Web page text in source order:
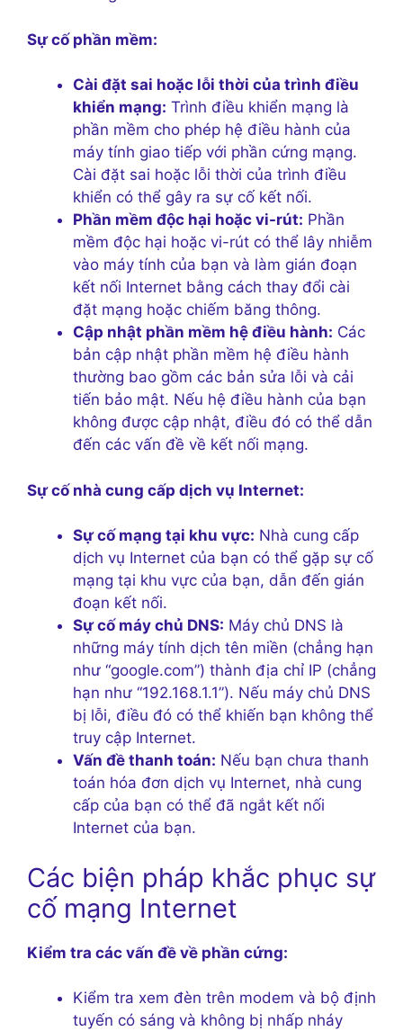
Sự cố phần mềm:
Cài đặt sai hoặc lỗi thời của trình điều
khiển mạng: Trình điều khiển mạng là
phần mềm cho phép hệ điều hành của
máy tính giao tiếp với phần cứng mạng.
Cài đặt sai hoặc lỗi thời của trình điều
khiển có thể gây ra sự cố kết nối.
Phần mềm độc hại hoặc vi-rút: Phần
mềm độc hại hoặc vi-rút có thể lây nhiễm
vào máy tính của bạn và làm gián đoạn
kết nối Internet bằng cách thay đổi cài
đặt mạng hoặc chiếm băng thông.
Cập nhật phần mềm hệ điều hành: Các
bản cập nhật phần mềm hệ điều hành
thường bao gồm các bản sửa lỗi và cải
tiến bảo mật. Nếu hệ điều hành của bạn
không được cập nhật, điều đó có thể dẫn
đến các vấn đề về kết nối mạng.
Sự cố nhà cung cấp dịch vụ Internet:
Sự cố mạng tại khu vực: Nhà cung cấp
dịch vụ Internet của bạn có thể gặp sự cố
mạng tại khu vực của bạn, dẫn đến gián
đoạn kết nối.
Sự cố máy chủ DNS: Máy chủ DNS là
những máy tính dịch tên miền (chẳng hạn
như “google.com”) thành địa chỉ IP (chẳng
hạn như “192.168.1.1”). Nếu máy chủ DNS
bị lỗi, điều đó có thể khiến bạn không thể
truy cập Internet.
Vấn đề thanh toán: Nếu bạn chưa thanh
toán hóa đơn dịch vụ Internet, nhà cung
cấp của bạn có thể đã ngắt kết nối
Internet của bạn.
Các biện pháp khắc phục sự
cố mạng Internet
Kiểm tra các vấn đề về phần cứng:
Kiểm tra xem đèn trên modem và bộ định
tuyến có sáng và không bị nhấp nháy